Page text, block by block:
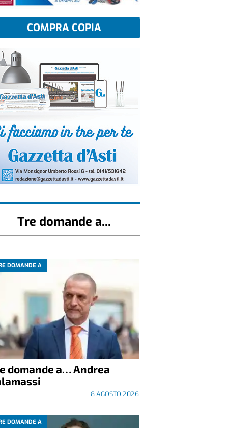
COMPRA COPIA
Tre domande a...
DOMANDE A
domande a… Andrea
8 AGOSTO 2026
DOMANDE A